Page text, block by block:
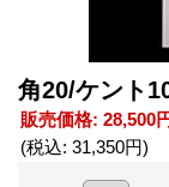
角20/ケント
販売価格: 28,500
(税込: 31,350円)